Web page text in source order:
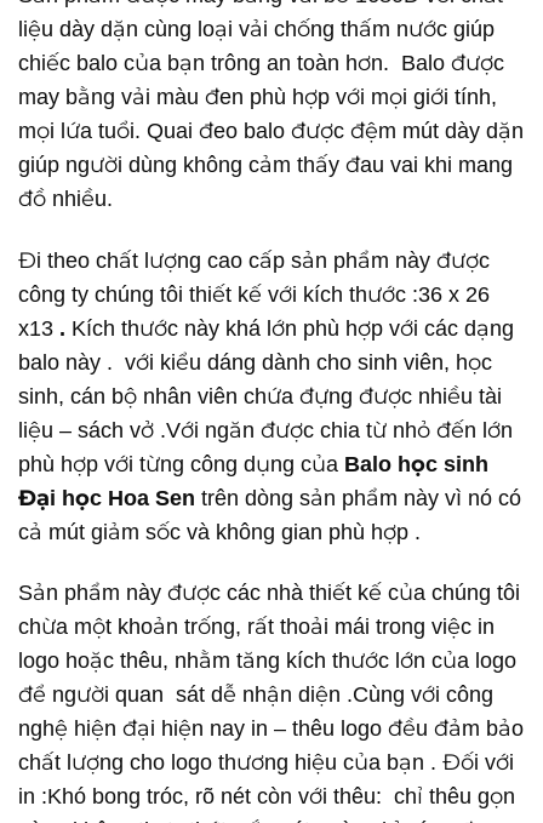
liệu dày dặn cùng loại vải chống thấm nước giúp
chiếc balo của bạn trông an toàn hơn. Balo được
may bằng vải màu đen phù hợp với mọi giới tính,
mọi lứa tuổi. Quai đeo balo được đệm mút dày dặn
giúp người dùng không cảm thấy đau vai khi mang
đồ nhiều.
Đi theo chất lượng cao cấp sản phẩm này được
công ty chúng tôi thiết kế với kích thước :36 x 26
x13 . Kích thước này khá lớn phù hợp với các dạng
balo này . với kiểu dáng dành cho sinh viên, học
sinh, cán bộ nhân viên chứa đựng được nhiều tài
liệu – sách vở .Với ngăn được chia từ nhỏ đến lớn
phù hợp với từng công dụng của Balo học sinh
Đại học Hoa Sen trên dòng sản phẩm này vì nó có
cả mút giảm sốc và không gian phù hợp .
Sản phẩm này được các nhà thiết kế của chúng tôi
chừa một khoản trống, rất thoải mái trong việc in
logo hoặc thêu, nhằm tăng kích thước lớn của logo
để người quan sát dễ nhận diện .Cùng với công
nghệ hiện đại hiện nay in – thêu logo đều đảm bảo
chất lượng cho logo thương hiệu của bạn . Đối với
in :Khó bong tróc, rõ nét còn với thêu: chỉ thêu gọn